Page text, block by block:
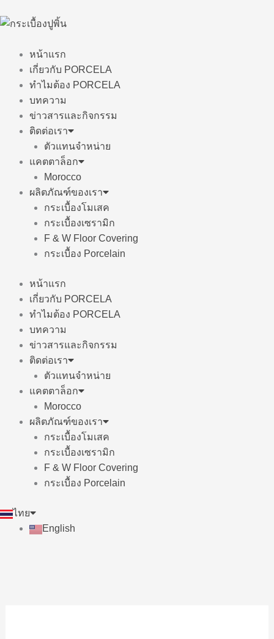
to
หน้าแรก
เกี่ยวกับ PORCELA
ทำไมต้อง PORCELA
บทความ
ข่าวสารและกิจกรรม
ติดต่อเรา
ตัวแทนจำหน่าย
แคตตาล็อก
Morocco
ผลิตภัณฑ์ของเรา
กระเบื้องโมเสค
กระเบื้องเซรามิก
F & W Floor Covering
กระเบื้อง Porcelain
หน้าแรก
เกี่ยวกับ PORCELA
ทำไมต้อง PORCELA
บทความ
ข่าวสารและกิจกรรม
ติดต่อเรา
ตัวแทนจำหน่าย
แคตตาล็อก
Morocco
ผลิตภัณฑ์ของเรา
กระเบื้องโมเสค
กระเบื้องเซรามิก
F & W Floor Covering
กระเบื้อง Porcelain
ไทย
English